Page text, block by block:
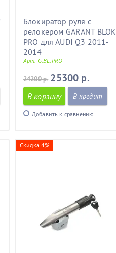
Блокиратор руля с
релокером GARANT BLOK
PRO для AUDI Q3 2011-
2014
Арт. G.BL.PRO
24200 р. 25300 р.
В корзину В кредит
Добавить к сравнению
Скидка 4%